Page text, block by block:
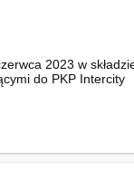
2023 w
do PKP Intercity